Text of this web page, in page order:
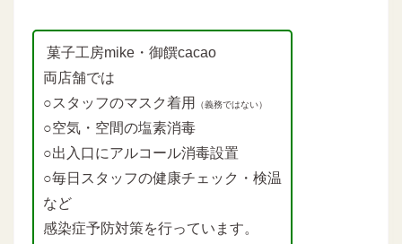
菓子工房mike・御饌cacao
両店舗では
○スタッフのマスク着用
（義務ではない）
○空気・空間の塩素消毒
○出入口にアルコール消毒設置
○毎日スタッフの健康チェック・検温
など
感染症予防対策を行っています。